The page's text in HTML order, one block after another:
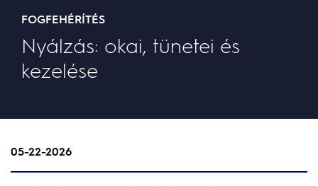
FOGFEHÉRÍTÉS
Nyálzás: okai, tünetei és
kezelése
05-22-2026